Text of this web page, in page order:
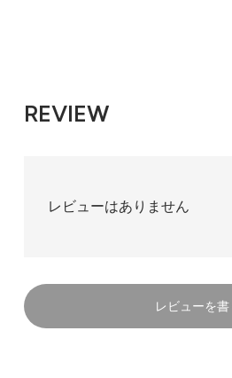
REVIEW
レビューはありません
レビューを書